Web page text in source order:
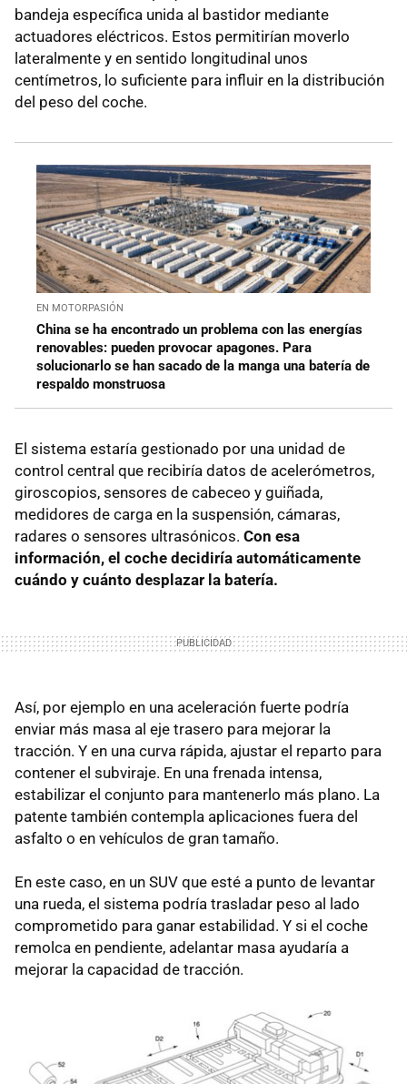
bandeja específica unida al bastidor mediante
actuadores eléctricos. Estos permitirían moverlo
lateralmente y en sentido longitudinal unos
centímetros, lo suficiente para influir en la distribución
del peso del coche.
EN MOTORPASIÓN
China se ha encontrado un problema con las energías
renovables: pueden provocar apagones. Para
solucionarlo se han sacado de la manga una batería de
respaldo monstruosa
El sistema estaría gestionado por una unidad de
control central que recibiría datos de acelerómetros,
giroscopios, sensores de cabeceo y guiñada,
medidores de carga en la suspensión, cámaras,
radares o sensores ultrasónicos. Con esa
información, el coche decidiría automáticamente
cuándo y cuánto desplazar la batería.
Así, por ejemplo en una aceleración fuerte podría
enviar más masa al eje trasero para mejorar la
tracción. Y en una curva rápida, ajustar el reparto para
contener el subviraje. En una frenada intensa,
estabilizar el conjunto para mantenerlo más plano. La
patente también contempla aplicaciones fuera del
asfalto o en vehículos de gran tamaño.
En este caso, en un SUV que esté a punto de levantar
una rueda, el sistema podría trasladar peso al lado
comprometido para ganar estabilidad. Y si el coche
remolca en pendiente, adelantar masa ayudaría a
mejorar la capacidad de tracción.